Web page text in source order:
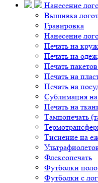
Нанесение
Вышивка
Гравировка
Нанесение
Печать на
Печать на
Печать
Печать на
Печать на
Сублимация
Печать на
Тампопечать
Тиснение на
Флексопечать
Футболки
Футболки с